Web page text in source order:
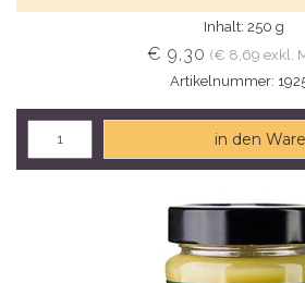
Inhalt: 250 g
€ 9,30 (€ 8,69 exkl.
Artikelnummer:
in den